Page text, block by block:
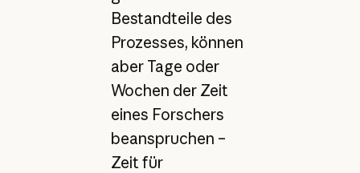
Bestandteile des
Prozesses, können
aber Tage oder
Wochen der Zeit
eines Forschers
beanspruchen –
Zeit für